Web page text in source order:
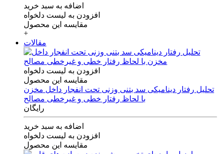
اضافه به سبد خرید
افزودن به لیست دلخواه
مقایسه این محصول
+
مقالات
افزودن به لیست دلخواه
مقایسه این محصول
تحلیل رفتار دینامیکی سد بتنی وزنی تحت انفجار داخل مخزن
با لحاظ رفتار خطی و غیرخطی مصالح
رایگان
اضافه به سبد خرید
افزودن به لیست دلخواه
مقایسه این محصول